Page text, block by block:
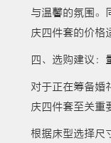
与温馨的氛围。
庆四件套的价格
四、选购建议：
对于正在筹备婚
庆四件套至关重
根据床型选择尺